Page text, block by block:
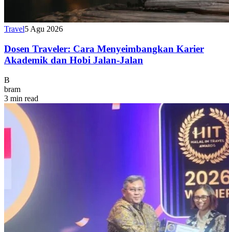
Travel5 Agu 2026
Dosen Traveler: Cara Menyeimbangkan Karier
Akademik dan Hobi Jalan-Jalan
B
bram
3 min read